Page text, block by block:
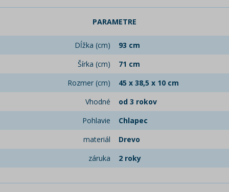
PARAMETRE
Dĺžka (cm)
93 cm
Šírka (cm)
71 cm
Rozmer (cm)
45 x 38,5 x 10 cm
Vhodné
od 3 rokov
Pohlavie
Chlapec
materiál
Drevo
záruka
2 roky